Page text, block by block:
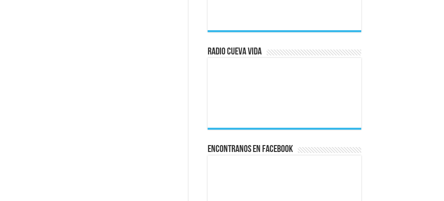
Radio Cueva Vida
Encontranos en Facebook